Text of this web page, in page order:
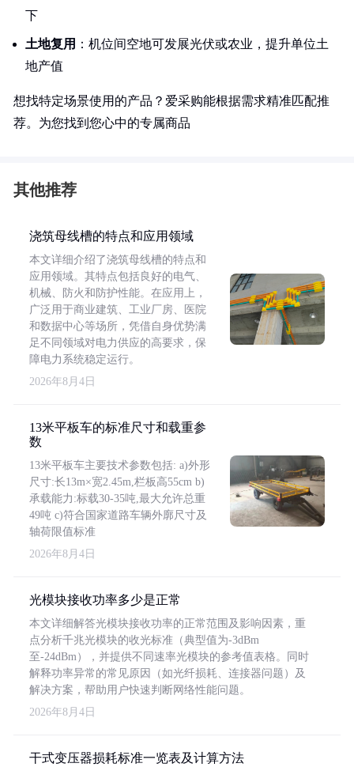
下
土地复用 ：机位间空地可发展光伏或农业，提升单位土
地产值
想找特定场景使用的产品？爱采购能根据需求精准匹配推
荐。为您找到您心中的专属商品
其他推荐
浇筑母线槽的特点和应用领域
本文详细介绍了浇筑母线槽的特点和
应用领域。其特点包括良好的电气、
机械、防火和防护性能。在应用上，
广泛用于商业建筑、工业厂房、医院
和数据中心等场所，凭借自身优势满
足不同领域对电力供应的高要求，保
障电力系统稳定运行。
2026年8月4日
13米平板车的标准尺寸和载重参
数
13米平板车主要技术参数包括: a)外形
尺寸:长13m×宽2.45m,栏板高55cm b)
承载能力:标载30-35吨,最大允许总重
49吨 c)符合国家道路车辆外廓尺寸及
轴荷限值标准
2026年8月4日
光模块接收功率多少是正常
本文详细解答光模块接收功率的正常范围及影响因素，重
点分析千兆光模块的收光标准（典型值为-3dBm
至-24dBm），并提供不同速率光模块的参考值表格。同时
解释功率异常的常见原因（如光纤损耗、连接器问题）及
解决方案，帮助用户快速判断网络性能问题。
2026年8月4日
干式变压器损耗标准一览表及计算方法